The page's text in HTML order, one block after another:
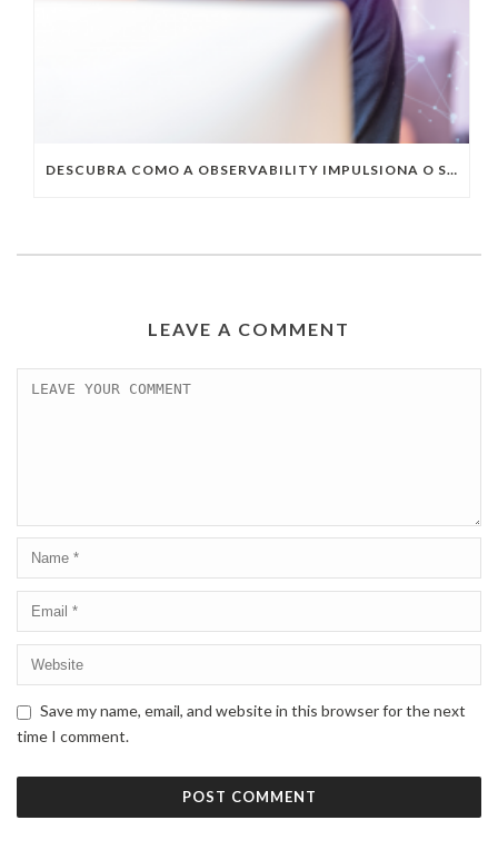
DESCUBRA COMO A OBSERVABILITY IMPULSIONA O SUCESSO DO SEU NEGÓCIO
LEAVE A COMMENT
Save my name, email, and website in this browser for the next
time I comment.